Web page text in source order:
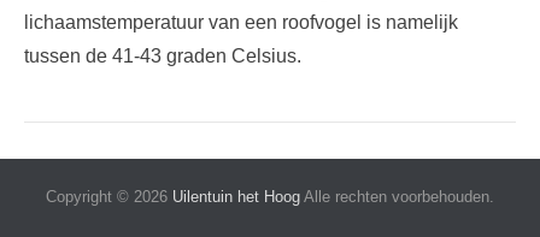
lichaamstemperatuur van een roofvogel is namelijk
tussen de 41-43 graden Celsius.
Copyright © 2026 Uilentuin het Hoog Alle rechten voorbehouden.